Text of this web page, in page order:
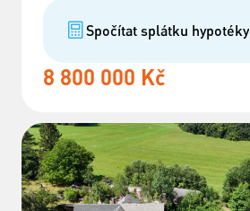
Spočítat splátku hypotéky
8 800 000 Kč